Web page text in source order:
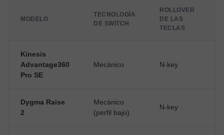
MODELO
TECNOLOGÍA
DE SWITCH
ROLLOVER
DE LAS
TECLAS
Kinesis
Advantage360
Pro SE
Mecánico N-key
Dygma Raise
2
Mecánico
(perfil bajo)
N-key